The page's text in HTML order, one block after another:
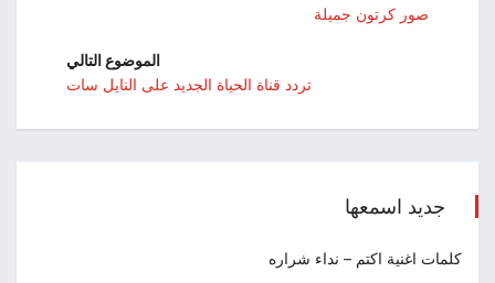
صور كرتون جميلة
الموضوع التالي
تردد قناة الحياة الجديد على النايل سات
جديد اسمعها
كلمات اغنية اكتم – نداء شراره